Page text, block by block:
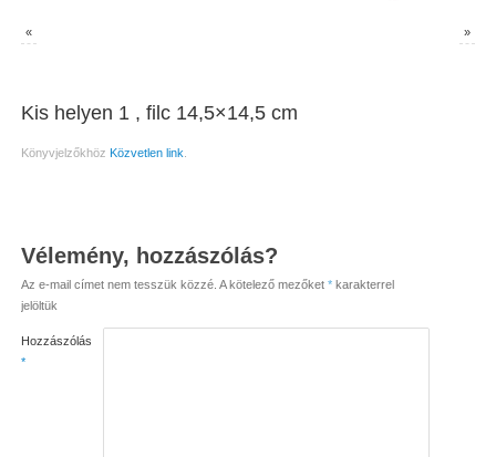
« »
Kis helyen 1 , filc 14,5×14,5 cm
Könyvjelzőkhöz Közvetlen link
Vélemény, hozzászólás?
Az e-mail címet nem tesszük közzé. A kötelező mezőket *karakterrel
jelöltük
Hozzászólás
*